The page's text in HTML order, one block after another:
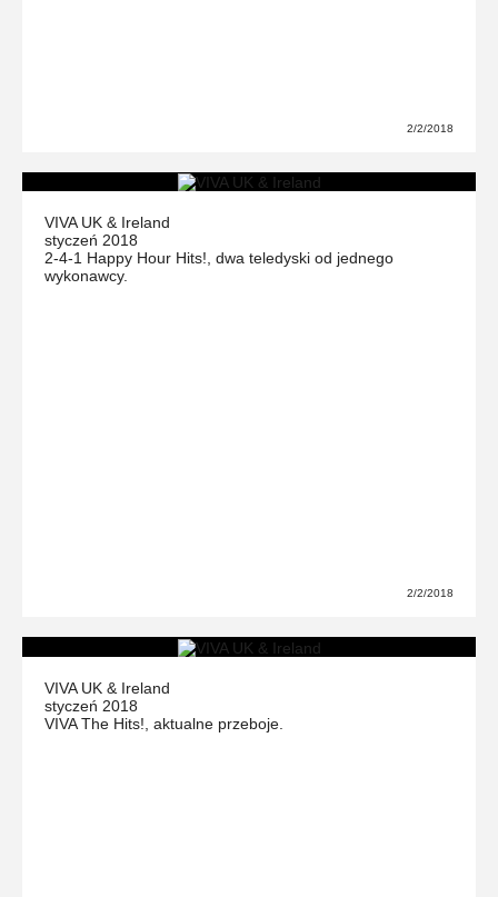
2/2/2018
VIVA UK & Ireland
styczeń 2018
2-4-1 Happy Hour Hits!, dwa teledyski od jednego
wykonawcy.
2/2/2018
VIVA UK & Ireland
styczeń 2018
VIVA The Hits!, aktualne przeboje.